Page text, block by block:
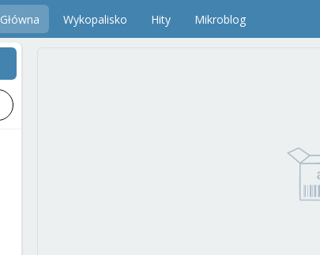
Główna Wykopalisko Hity Mikroblog